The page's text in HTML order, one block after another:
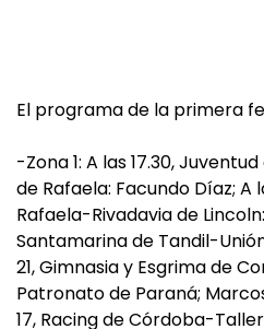
El programa de la primera
-Zona 1: A las 17.30,
de Rafaela: Facundo Díaz; A
Rafaela-Rivadavia de
Santamarina de Tandil-
21, Gimnasia y Esgrima de
Patronato de Paraná;
17, Racing de Córdoba-